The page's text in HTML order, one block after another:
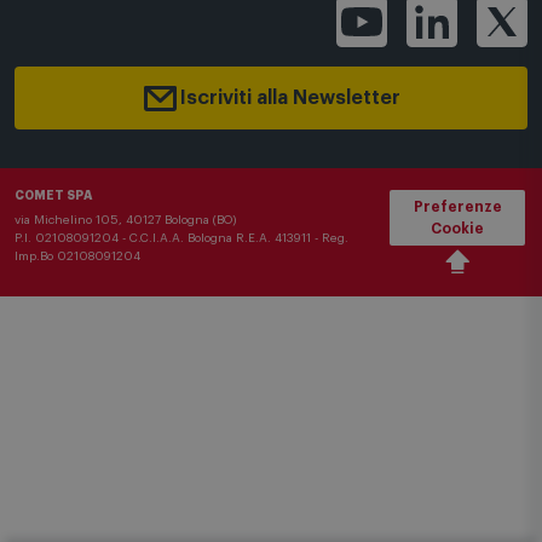
Iscriviti alla Newsletter
COMET SPA
via Michelino 105, 40127 Bologna (BO)
P.I. 02108091204 - C.C.I.A.A. Bologna R.E.A. 413911 - Reg.
Imp.Bo 02108091204
Preferenze
Cookie